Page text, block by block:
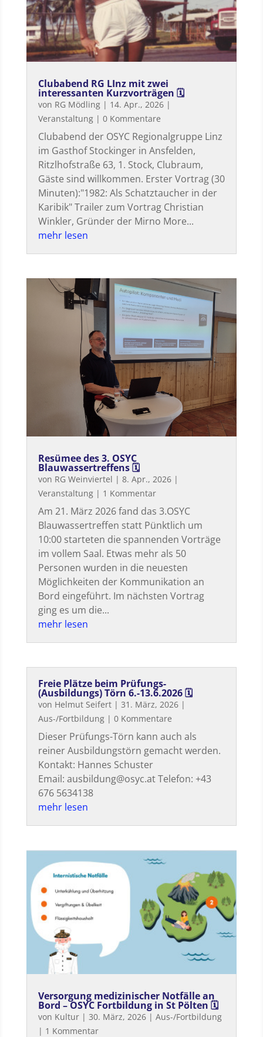
Clubabend RG LInz mit zwei
interessanten Kurzvorträgen 🗓
von RG Mödling| 14. Apr., 2026|
Veranstaltung| 0 Kommentare
Clubabend der OSYC Regionalgruppe Linz
im Gasthof Stockinger in Ansfelden,
Ritzlhofstraße 63, 1. Stock, Clubraum,
Gäste sind willkommen. Erster Vortrag (30
Minuten):"1982: Als Schatztaucher in der
Karibik" Trailer zum Vortrag Christian
Winkler, Gründer der Mirno More...
mehr lesen
Resümee des 3. OSYC
Blauwassertreffens 🗓
von RG Weinviertel | 8. Apr., 2026|
Veranstaltung| 1 Kommentar
Am 21. März 2026 fand das 3.OSYC
Blauwassertreffen statt Pünktlich um
10:00 starteten die spannenden Vorträge
im vollem Saal. Etwas mehr als 50
Personen wurden in die neuesten
Möglichkeiten der Kommunikation an
Bord eingeführt. Im nächsten Vortrag
ging es um die...
mehr lesen
Freie Plätze beim Prüfungs-
(Ausbildungs) Törn 6.-13.6.2026 🗓
von Helmut Seifert| 31. März, 2026|
Aus-/Fortbildung| 0 Kommentare
Dieser Prüfungs-Törn kann auch als
reiner Ausbildungstörn gemacht werden.
Kontakt: Hannes Schuster
Email: ausbildung@osyc.at Telefon: +43
676 5634138
mehr lesen
Versorgung medizinischer Notfälle an
Bord – OSYC Fortbildung in St Pölten 🗓
von Kultur| 30. März, 2026| Aus-/Fortbildung
| 1 Kommentar